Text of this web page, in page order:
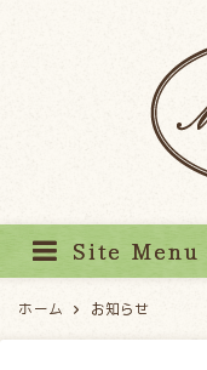
Site Menu
ホーム お知らせ